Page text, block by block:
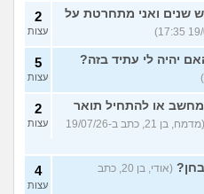
שנים ואני מתחרטת על
2
עצות
5
עצות
או להתחיל תואר
(מדמח, בן 21, כתב ב-19/07/26
2
עצות
(אודי, בן 20, כתב
4
עצות